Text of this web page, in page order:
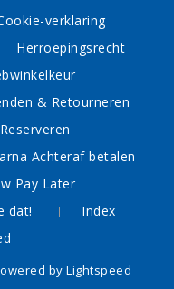
verklaring
Herroepingsrecht
& Retourneren
Reserveren
Achteraf betalen
Pay Later
dat!
Index
by Lightspeed